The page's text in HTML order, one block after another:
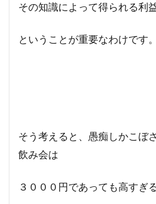
その知識によって得られる利
ということが重要なわけです。
そう考えると、愚痴しかこぼ
飲み会は
３０００円であっても高すぎ